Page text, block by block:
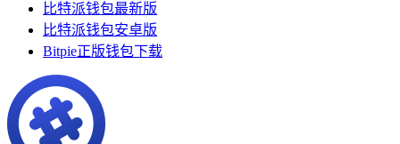
比特派钱包最新版
比特派钱包安卓版
Bitpie正版钱包下载